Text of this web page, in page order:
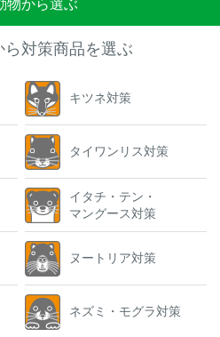
物から選ぶ
対策商品を選ぶ
キツネ対策
タイワンリス対策
イタチ・テン・
マングース対策
ヌートリア対策
ネズミ・モグラ対策